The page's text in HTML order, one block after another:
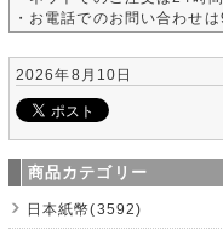
・お電話でのお問い合わせ
2026年8月10日
商品カテゴリー
日本紙幣(3592)